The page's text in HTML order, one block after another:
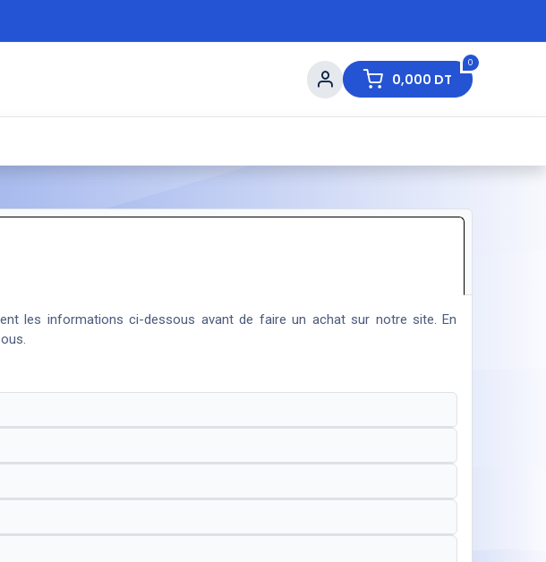
0
0,000 DT
les informations ci-dessous avant de faire un achat sur notre site. En